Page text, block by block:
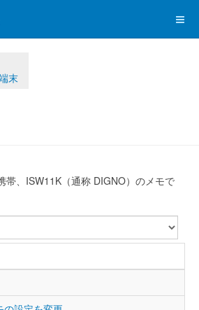
末
帯、ISW11K（通称 DIGNO）のメモで